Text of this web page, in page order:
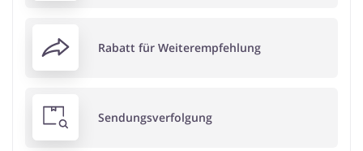
Rabatt für Weiterempfehlung
Sendungsverfolgung